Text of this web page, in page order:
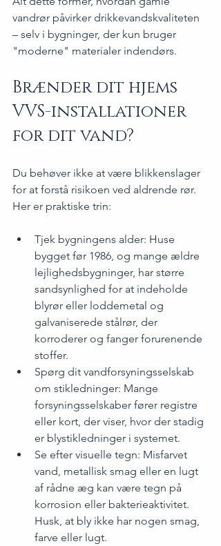
vandrør påvirker drikkevandskvaliteten
– selv i bygninger, der kun bruger
"moderne" materialer indendørs.
Brænder dit hjems
VVS-installationer
for dit vand?
Du behøver ikke at være blikkenslager
for at forstå risikoen ved aldrende rør.
Her er praktiske trin:
Tjek bygningens alder: Huse
bygget før 1986, og mange ældre
lejlighedsbygninger, har større
sandsynlighed for at indeholde
blyrør eller loddemetal og
galvaniserede stålrør, der
korroderer og fanger forurenende
stoffer.
Spørg dit vandforsyningsselskab
om stikledninger: Mange
forsyningsselskaber fører registre
eller kort, der viser, hvor der stadig
er blystikledninger i systemet.
Se efter visuelle tegn: Misfarvet
vand, metallisk smag eller en lugt
af rådne æg kan være tegn på
korrosion eller bakterieaktivitet.
Husk, at bly ikke har nogen smag,
farve eller lugt.